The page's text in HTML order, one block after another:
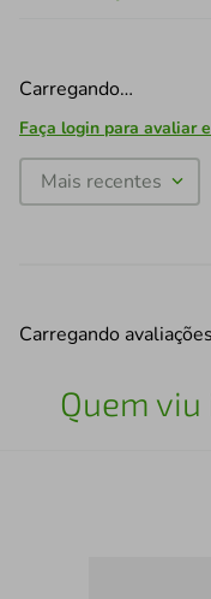
Carregando…
Faça login para avaliar
Mais recentes
Carregando
Quem